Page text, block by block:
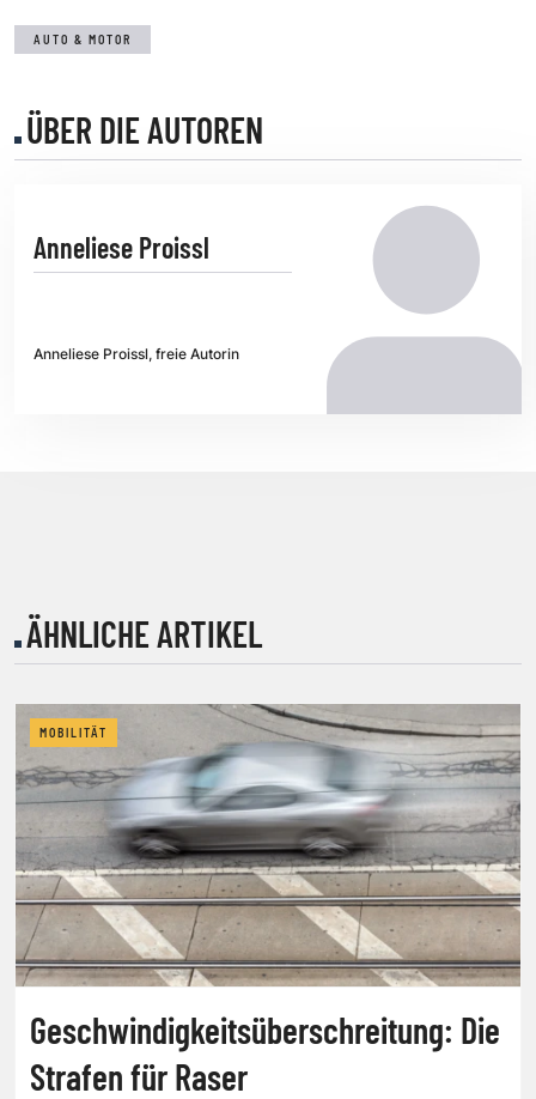
AUTO & MOTOR
ÜBER DIE AUTOREN
Anneliese Proissl
Anneliese Proissl, freie Autorin
ÄHNLICHE ARTIKEL
MOBILITÄT
Geschwindigkeitsüberschreitung: Die
Strafen für Raser